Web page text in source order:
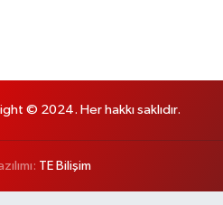
© 2024. Her hakkı saklıdır.
TE Bilişim